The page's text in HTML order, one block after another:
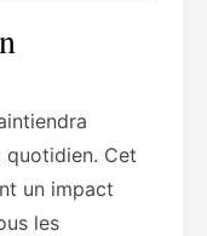
quotidien. Cet
un impact
les